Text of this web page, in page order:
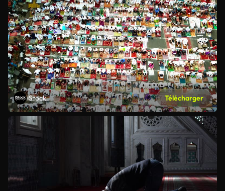
iStock Télécharger